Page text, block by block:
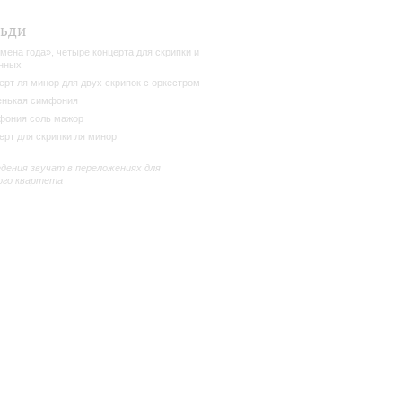
года», четыре концерта для скрипки и
ля минор для двух скрипок с оркестром
симфония
соль мажор
для скрипки ля минор
звучат в переложениях для
квартета